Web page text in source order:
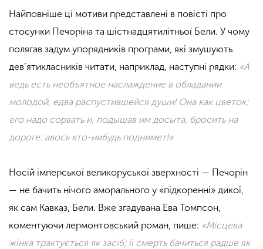
Найповніше ці мотиви представлені в повісті про
стосунки Печоріна та шістнадцятилітньої Бели. У чому
полягав задум упорядників програми, які змушують
дев’ятикласників читати, наприклад, наступні рядки: «А
ведь есть необъятное наслаждение в обладании
молодой, едва распустившейся души! Она как цветок;
его надо сорвать и, подышав им досыта, бросить на
дороге: авось кто-нибудь поднимет!»
Носій імперської великоруської зверхності — Печорін
— не бачить нічого аморального у «підкоренні» дикої,
як сам Кавказ, Бели. Вже згадувана Ева Томпсон,
коментуючи лермонтовський роман, пише: «Місцева
жінка трактується як засіб; її смерть бачиться радше як